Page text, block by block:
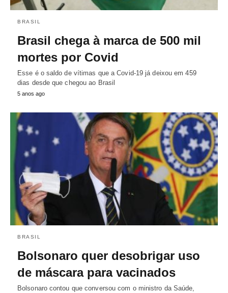
BRASIL
Brasil chega à marca de 500 mil
mortes por Covid
Esse é o saldo de vítimas que a Covid-19 já deixou em 459
dias desde que chegou ao Brasil
5 anos ago
BRASIL
Bolsonaro quer desobrigar uso
de máscara para vacinados
Bolsonaro contou que conversou com o ministro da Saúde,